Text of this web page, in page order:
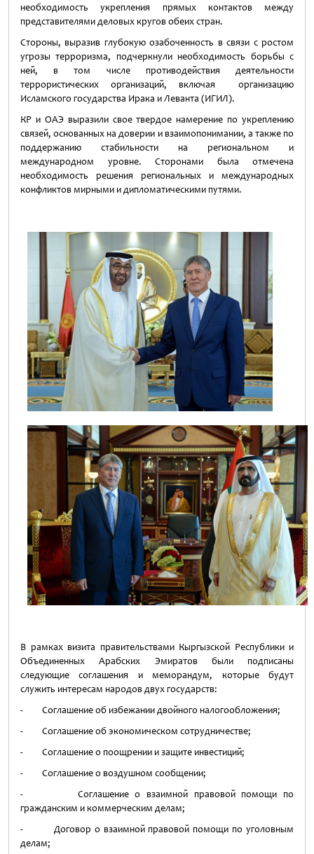
необходимость укрепления прямых контактов между
представителями деловых кругов обеих стран.
Стороны, выразив глубокую озабоченность в связи с ростом
угрозы терроризма, подчеркнули необходимость борьбы с
ней, в том числе противодействия
деятельности
террористических организаций, включая организацию
Исламского государства Ирака и Леванта (ИГИЛ).
КР и ОАЭ выразили свое твердое намерение по укреплению
связей, основанных на доверии и взаимопонимании, а также по
поддержанию стабильности на региональном и
международном уровне. Сторонами была отмечена
необходимость решения региональных и международных
конфликтов мирными и дипломатическими путями.
В рамках визита правительствами Кыргызской Республики и
Объединенных Арабских Эмиратов были подписаны
следующие соглашения и меморандум, которые будут
служить интересам народов двух государств:
- Соглашение об избежании двойного налогообложения;
- Соглашение об экономическом сотрудничестве;
- Соглашение о поощрении и защите инвестиций;
- Соглашение о воздушном сообщении;
- Соглашение о взаимной правовой помощи по
гражданским и коммерческим делам;
- Договор о взаимной правовой помощи по уголовным
делам;